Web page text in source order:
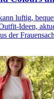
luftig,
Ideen,
der